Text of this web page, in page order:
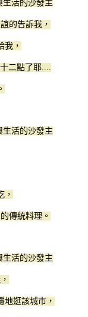
的告訴我，
我，
二點了耶....
，
傳統料理。
地逛該城市，